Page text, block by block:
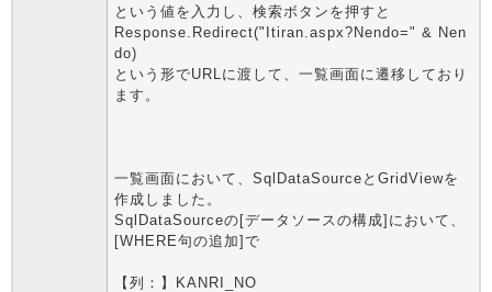
という値を入力し、検索ボタンを押すと
Response.Redirect("Itiran.aspx?Nendo=" & Nen
do)
という形でURLに渡して、一覧画面に遷移しており
ます。
一覧画面において、SqlDataSourceとGridViewを
作成しました。
SqlDataSourceの[データソースの構成]において、
[WHERE句の追加]で
【列：】KANRI_NO